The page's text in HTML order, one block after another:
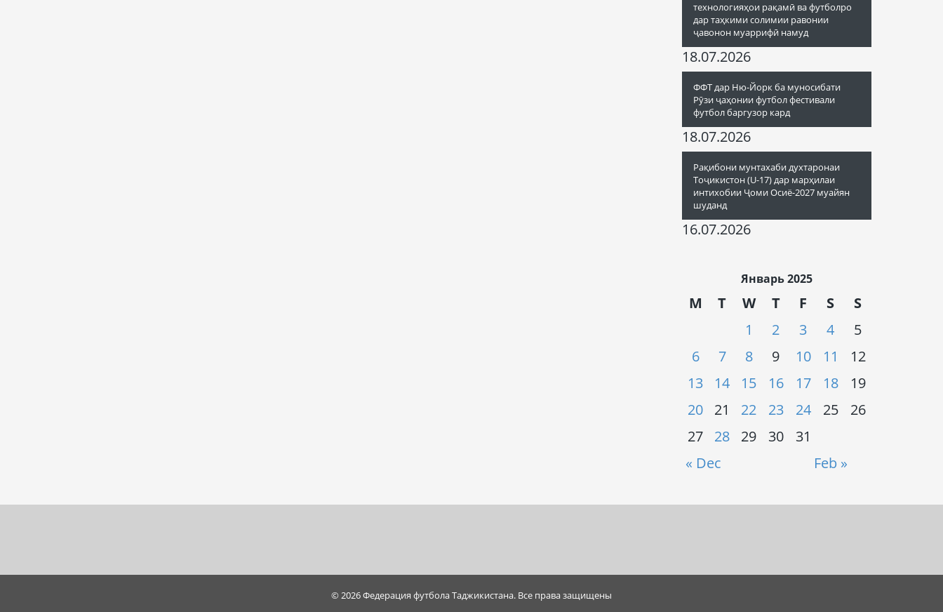
технологияҳои рақамӣ ва футболро
дар таҳкими солимии равонии
ҷавонон муаррифӣ намуд
18.07.2026
ФФТ дар Ню-Йорк ба муносибати
Рӯзи ҷаҳонии футбол фестивали
футбол баргузор кард
18.07.2026
Рақибони мунтахаби духтаронаи
Тоҷикистон (U-17) дар марҳилаи
интихобии Ҷоми Осиё-2027 муайян
шуданд
16.07.2026
Январь 2025
M T W T F S S
« Dec Feb »
1 2 3 4
5
6
7 8 9 10 11
12
13
14 15 16 17 18
19
20
21 22 23 24 25
26
27
28 29 30 31
© 2026 Федерация футбола Таджикистана. Все права защищены